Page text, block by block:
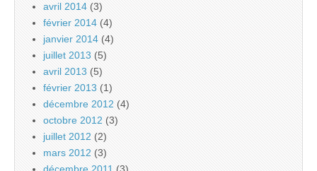
avril 2014 (3)
février 2014 (4)
janvier 2014 (4)
juillet 2013 (5)
avril 2013 (5)
février 2013 (1)
décembre 2012 (4)
octobre 2012 (3)
juillet 2012 (2)
mars 2012 (3)